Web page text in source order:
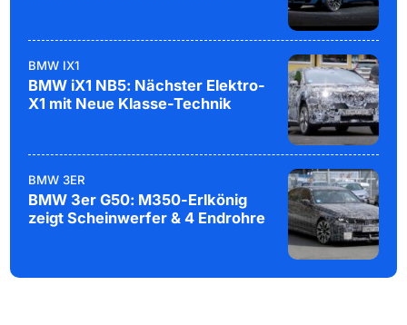
BMW IX1
BMW iX1 NB5: Nächster Elektro-
X1 mit Neue Klasse-Technik
BMW 3ER
BMW 3er G50: M350-Erlkönig
zeigt Scheinwerfer & 4 Endrohre